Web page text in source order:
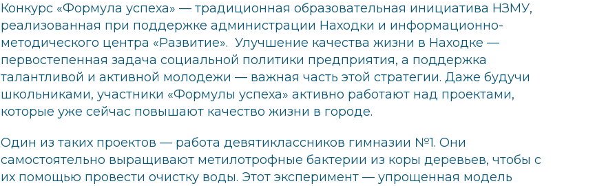
Конкурс «Формула успеха» — традиционная образовательная инициатива НЗМУ,
реализованная при поддержке администрации Находки и информационно-
методического центра «Развитие». Улучшение качества жизни в Находке —
первостепенная задача социальной политики предприятия, а поддержка
талантливой и активной молодежи — важная часть этой стратегии. Даже будучи
школьниками, участники «Формулы успеха» активно работают над проектами,
которые уже сейчас повышают качество жизни в городе.
Один из таких проектов — работа девятиклассников гимназии №1. Они
самостоятельно выращивают метилотрофные бактерии из коры деревьев, чтобы с
их помощью провести очистку воды. Этот эксперимент — упрощенная модель